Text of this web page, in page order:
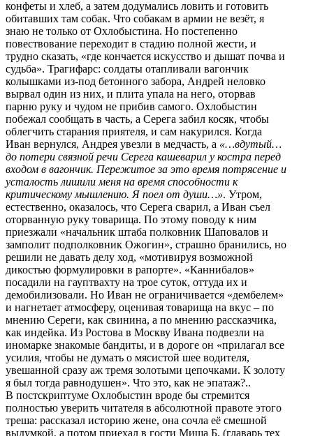
конфеты и хлеб, а затем додумались ловить и готовить
обитавших там собак. Что собакам в армии не везёт, я
знаю не только от Охлобыстина. Но постепенно
повествование переходит в стадию полной жести, и
трудно сказать, «где кончается искусство и дышат почва и
судьба». Трагифарс: солдаты отапливали вагончик
колышками из-под бетонного забора, Андрей неловко
вырвал один из них, и плита упала на него, оторвав
парню руку и чудом не прибив самого. Охлобыстин
побежал сообщать в часть, а Серега забил косяк, чтобы
облегчить старания приятеля, и сам накурился. Когда
Иван вернулся, Андрея увезли в медчасть, а «…вдутый…
до потери связной речи Серега кашеварил у костра перед
входом в вагончик. Пережитое за это время потрясение и
усталость лишили меня на время способности к
критическому мышлению. Я поел от души…». Утром,
естественно, оказалось, что Серега сварил, а Иван съел
оторванную руку товарища. По этому поводу к ним
приезжали «начальник штаба полковник Шаповалов и
замполит подполковник Ожогин», страшно бранились, но
решили не давать делу ход, «мотивируя возможной
дикостью формулировки в рапорте». «Каннибалов»
посадили на гауптвахту на трое суток, оттуда их и
демобилизовали. Но Иван не ограничивается «дембелем»
и нагнетает атмосферу, оценивая товарища на вкус – по
мнению Сереги, как свинина, а по мнению рассказчика,
как индейка. Из Ростова в Москву Ивана подвезли на
иномарке знакомые бандиты, и в дороге он «прилагал все
усилия, чтобы не думать о мясистой шее водителя,
увешанной сразу аж тремя золотыми цепочками. К золоту
я был тогда равнодушен». Что это, как не эпатаж?..
В постскриптуме Охлобыстин вроде бы стремится
полностью уверить читателя в абсолютной правоте этого
треша: рассказал историю жене, она сочла её смешной
выдумкой, а потом приехал в гости Миша Б. (главарь тех